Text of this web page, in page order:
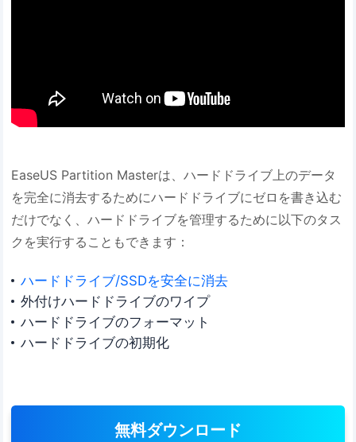
EaseUS Partition Masterは、ハードドライブ上のデータ
を完全に消去するためにハードドライブにゼロを書き込む
だけでなく、ハードドライブを管理するために以下のタス
クを実行することもできます：
ハードドライブ/SSDを安全に消去
外付けハードドライブのワイプ
ハードドライブのフォーマット
ハードドライブの初期化
無料ダウンロード